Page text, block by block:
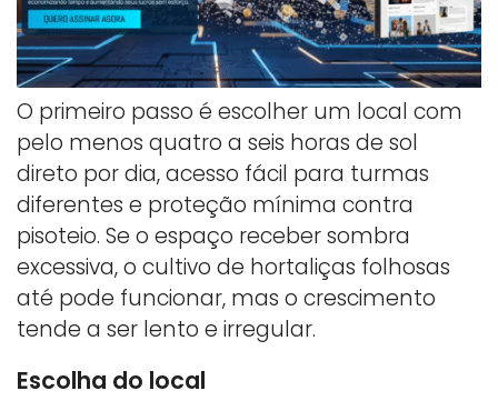
O primeiro passo é escolher um local com
pelo menos quatro a seis horas de sol
direto por dia, acesso fácil para turmas
diferentes e proteção mínima contra
pisoteio. Se o espaço receber sombra
excessiva, o cultivo de hortaliças folhosas
até pode funcionar, mas o crescimento
tende a ser lento e irregular.
Escolha do local